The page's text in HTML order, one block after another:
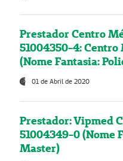
Prestador Centro
51004350-4:
(Nome Fantasia:
01 de Abril de 2020
Prestador: Vipmed
51004349-0 (Nome
Master)